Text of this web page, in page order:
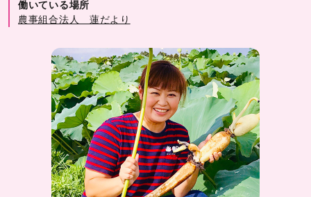
働いている場所
農事組合法人 蓮だより